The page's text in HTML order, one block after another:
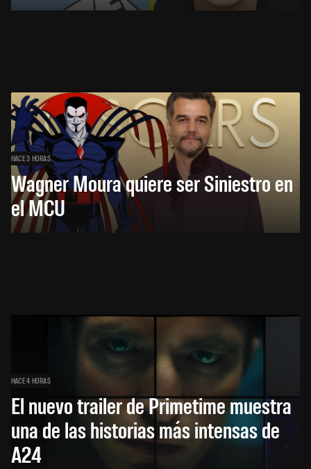
HACE 3 HORAS
Wagner Moura quiere ser Siniestro en
el MCU
HACE 4 HORAS
El nuevo trailer de Primetime muestra
una de las historias más intensas de
A24